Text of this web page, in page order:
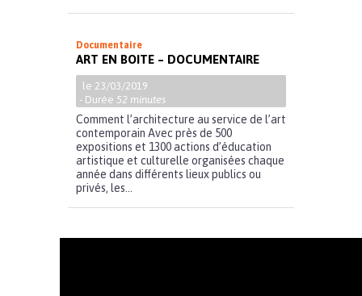
Documentaire
ART EN BOITE – DOCUMENTAIRE
le 23/03/2019
- Durée 52 minutes
Comment l’architecture au service de l’art
contemporain Avec près de 500
expositions et 1300 actions d’éducation
artistique et culturelle organisées chaque
année dans différents lieux publics ou
privés, les...